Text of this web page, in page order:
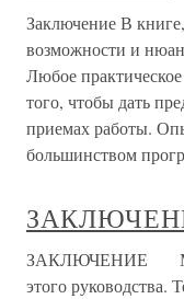
Заключение В
возможности и
Любое
того, чтобы дать
приемах работы.
большинством
ЗАКЛЮЧЕНИЕ Мы
этого руководства.